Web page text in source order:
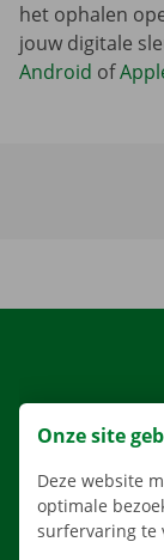
het ophalen
jouw digitale
Android of
Onze site
Deze website
optimale
surfervaring te